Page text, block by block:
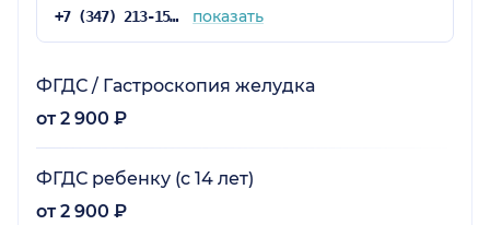
+7 (347) 213-15-78 показать
ФГДС / Гастроскопия желудка
от 2 900 ₽
ФГДС ребенку (с 14 лет)
от 2 900 ₽